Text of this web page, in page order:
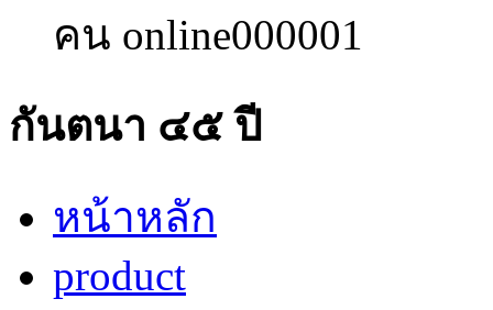
คน online000001
กันตนา ๔๕ ปี
หน้าหลัก
product